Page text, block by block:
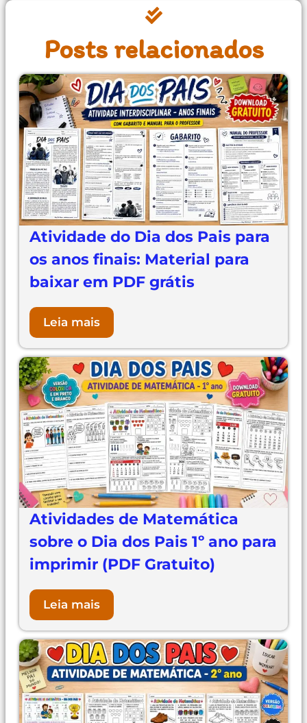
Posts relacionados
Atividade do Dia dos Pais para
os anos finais: Material para
baixar em PDF grátis
Leia mais
Atividades de Matemática
sobre o Dia dos Pais 1º ano para
imprimir (PDF Gratuito)
Leia mais